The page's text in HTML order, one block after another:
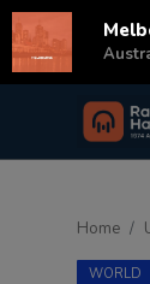
Login
Punjabi
Home
WORLD